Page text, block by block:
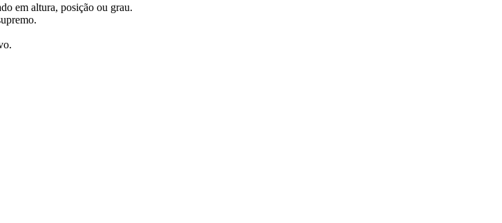
em altura, posição ou grau.